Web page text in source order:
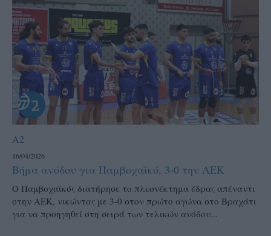
A2
16/04/2026
Βήμα ανόδου για Παμβοχαϊκό, 3-0 την ΑΕΚ
Ο Παμβοχαϊκός διατήρησε το πλεονέκτημα έδρας απέναντι
στην ΑΕΚ, νικώντας με 3-0 στον πρώτο αγώνα στο Βραχάτι
για να προηγηθεί στη σειρά των τελικών ανόδου...